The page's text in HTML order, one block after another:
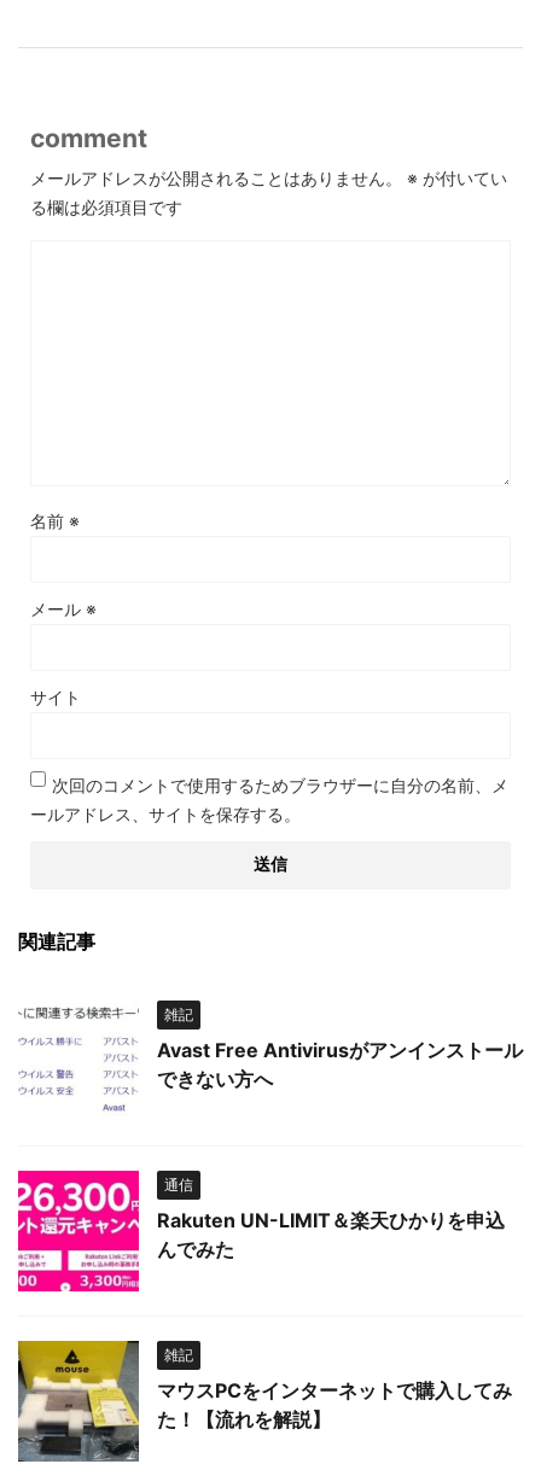
comment
メールアドレスが公開されることはありません。 ※ が付いてい
る欄は必須項目です
名前 ※
メール ※
サイト
次回のコメントで使用するためブラウザーに自分の名前、メ
ールアドレス、サイトを保存する。
関連記事
雑記
Avast Free Antivirusがアンインストール
できない方へ
通信
Rakuten UN-LIMIT＆楽天ひかりを申込
んでみた
雑記
マウスPCをインターネットで購入してみ
た！【流れを解説】